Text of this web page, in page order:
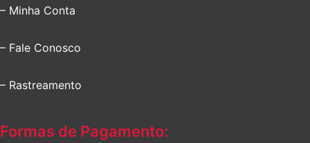
– Minha Conta
– Fale Conosco
– Rastreamento
Formas de Pagamento: